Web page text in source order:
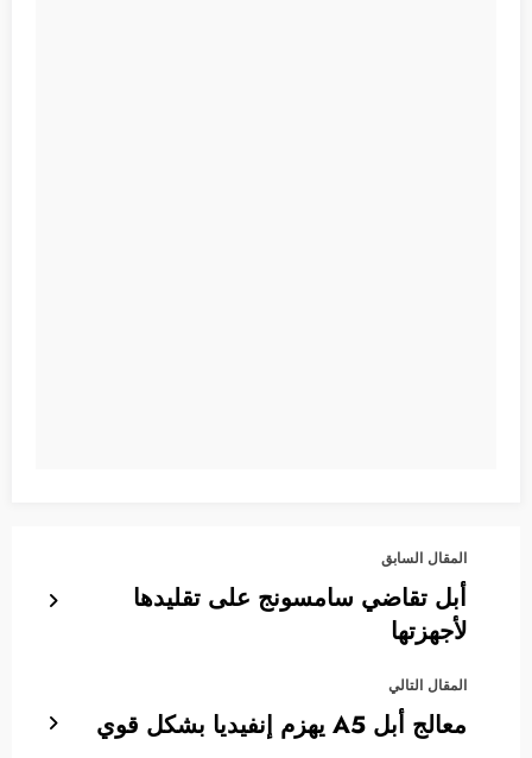
المقال السابق
أبل تقاضي سامسونج على تقليدها
لأجهزتها
المقال التالي
معالج أبل A5 يهزم إنفيديا بشكل قوي